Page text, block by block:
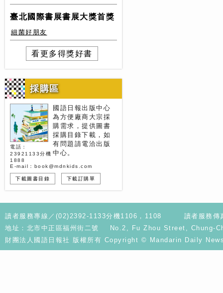
臺北國際書展書展大獎首獎
細菌好朋友
看更多得獎好書
採購區
國語日報出版中心
為方便廠商大宗採
購需求，提供圖書
採購目錄下載，如
有問題請電洽出版
中心。
電話：
23921133分機
1888
E-mail：book@mdnkids.com
下載圖書目錄 下載訂購單
讀者服務專線／(02)2392-1133分機1106，1108
讀者服務
地址：北市中正區福州街二號 No.2, Fu Zhou Street, Chung-
財團法人國語日報社 版權所有 Copyright © Mandarin Daily